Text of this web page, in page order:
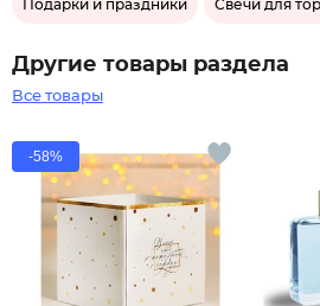
Подарки и праздники Свечи для
Другие товары раздела
Все товары
-58%